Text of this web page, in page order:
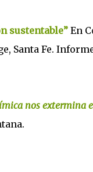
sustentable”En
Santa Fe.
nos extermina